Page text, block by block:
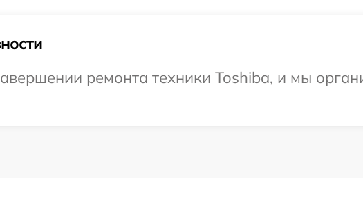
ремонта техники Toshiba, и мы